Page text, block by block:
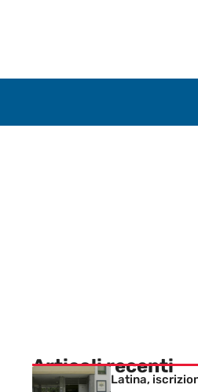
Articoli recenti
Latina,